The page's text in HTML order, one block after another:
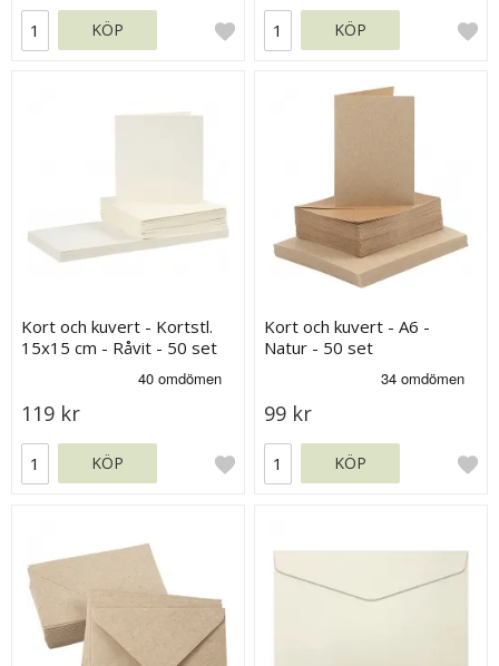
KÖP KÖP
Kort och kuvert - Kortstl.
15x15 cm - Råvit - 50 set
119 kr
KÖP
Kort och kuvert - A6 -
Natur - 50 set
99 kr
KÖP